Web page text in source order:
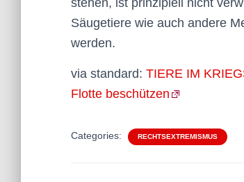
stehen, ist prinzipiell nicht
Säugetiere wie auch andere
werden.
via standard: TIERE IM
Flotte beschützen
Categories: RECHTSEXTREMISMUS